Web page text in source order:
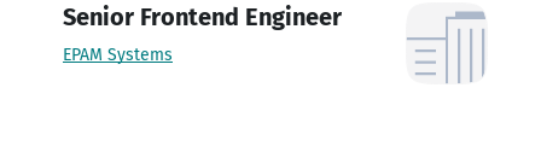
Senior Frontend Engineer
EPAM Systems